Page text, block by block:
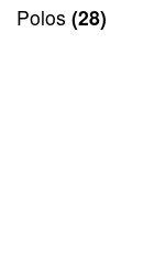
Polos (28)